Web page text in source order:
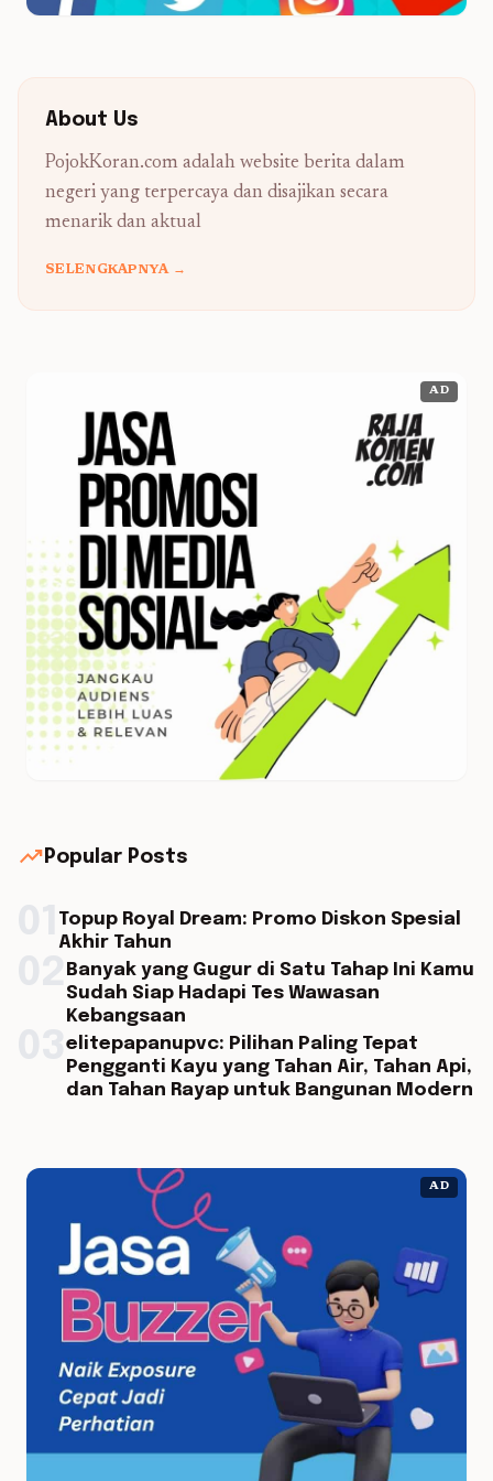
About Us
PojokKoran.com adalah website berita dalam
negeri yang terpercaya dan disajikan secara
menarik dan aktual
SELENGKAPNYA →
AD
trending_up Popular Posts
Topup Royal Dream: Promo Diskon Spesial
Akhir Tahun
Banyak yang Gugur di Satu Tahap Ini Kamu
Sudah Siap Hadapi Tes Wawasan
Kebangsaan
elitepapanupvc: Pilihan Paling Tepat
Pengganti Kayu yang Tahan Air, Tahan Api,
dan Tahan Rayap untuk Bangunan Modern
AD